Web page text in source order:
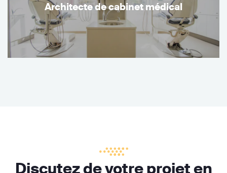
Architecte de cabinet médical
Discutez de votre projet en